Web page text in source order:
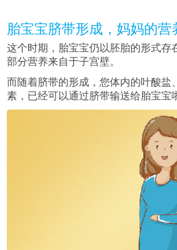
胎宝宝脐带形成，妈妈的
这个时期，胎宝宝仍以胚胎的形式存
部分营养来自于子宫壁。
而随着脐带的形成，您体内的叶酸盐
素，已经可以通过脐带输送给胎宝宝